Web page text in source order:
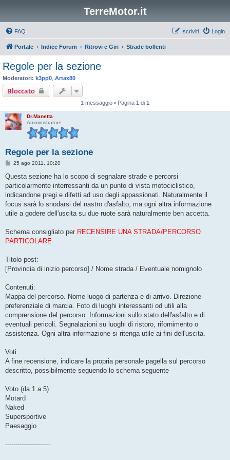
TerreMotor.it
FAQ Login
Iscriviti
Portale Indice Forum Ritrovi e Giri Strade bollenti
Regole per la sezione
Moderatori: k3pp0 Artax80
Bloccato
1 messaggio • Pagina 1 di 1
Dr.Manetta
Amministratore
Regole per la sezione
M
s
a
g
i
o
25 ago 2011, 10:20
Questa sezione ha lo scopo di segnalare strade e percorsi
particolarmente interressanti da un punto di vista motociclistico,
indicandone pregi e difetti ad uso degli appassionati. Naturalmente il
focus sarà lo snodarsi del nastro d'asfalto, ma ogni altra informazione
utile a godere dell'uscita su due ruote sarà naturalmente ben accetta.
Schema consigliato per RECENSIRE UNA STRADA/PERCORSO
PARTICOLARE
Titolo post:
[Provincia di inizio percorso] / Nome strada / Eventuale nomignolo
Contenuti:
Mappa del percorso. Nome luogo di partenza e di arrivo. Direzione
preferenziale di marcia. Foto di luoghi interessanti od utili alla
comprensione del percorso. Informazioni sullo stato dell'asfalto e di
eventuali pericoli. Segnalazioni su luoghi di ristoro, rifornimento o
assistenza. Ogni altra informazione si ritenga utile ai fini dell'uscita.
Voti:
A fine recensione, indicare la propria personale pagella sul percorso
descritto, possibilmente seguendo lo schema seguente
Voto (da 1 a 5)
Motard
Naked
Supersportive
Paesaggio
----------------------